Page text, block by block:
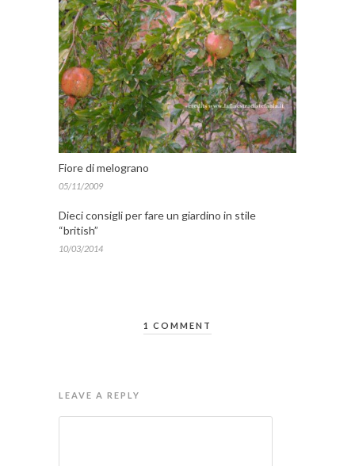
Fiore di melograno
05/11/2009
Dieci consigli per fare un giardino in stile
“british”
10/03/2014
1 COMMENT
LEAVE A REPLY